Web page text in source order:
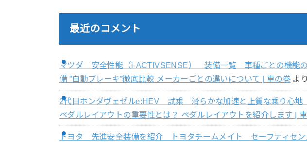
最近のコメント
マツダ 安全性能（i-ACTIVSENSE） 装備一覧 車種ごとの機能の
備 ”自動ブレーキ”徹底比較 メーカーごとの違いについて | 車の巻 より
2代目ホンダヴェゼルe:HEV 試乗 滑らかな加速と上質な乗り心
ペダルレイアウトの重要性とは？ ペダルレイアウトを紹介します |
トヨタ 先進安全装備を紹介 トヨタチームメイト セーフティセ